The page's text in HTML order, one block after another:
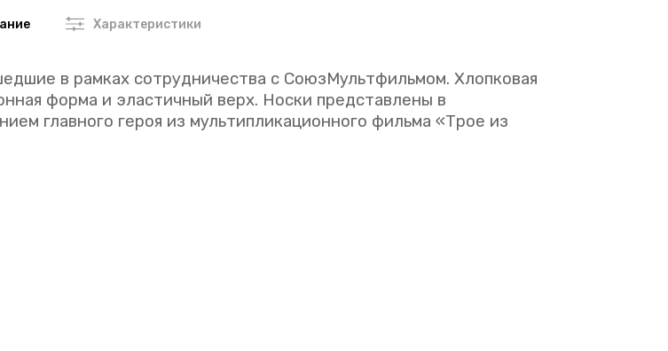
Характеристики
в рамках сотрудничества с СоюзМультфильмом. Хлопковая
форма и эластичный верх. Носки представлены в
главного героя из мультипликационного фильма «Трое из